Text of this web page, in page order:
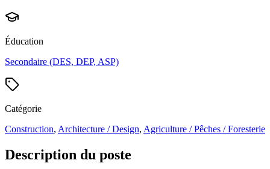
Éducation
Secondaire (DES, DEP, ASP)
Catégorie
Construction, Architecture / Design, Agriculture / Pêches / Foresterie
Description du poste